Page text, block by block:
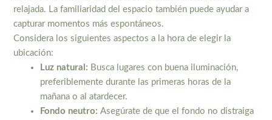
relajada. La familiaridad del espacio también puede ayudar a
capturar momentos más espontáneos.
Considera los siguientes aspectos a la hora de elegir la
ubicación:
Luz natural: Busca lugares con buena iluminación,
preferiblemente durante las primeras horas de la
mañana o al atardecer.
Fondo neutro: Asegúrate de que el fondo no distraiga